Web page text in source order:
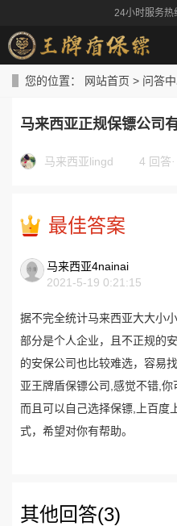
24小时服务
您的位置： 网站首页 > 问答
马来西亚正规保镖公司
马来西亚lingd 4 回答·
最佳答案
马来西亚4nainai
2021-5-19 0:21:15
据不完全统计马来西亚大大小
部分是个人企业，且不正规的
的安保公司也比较难选，容易
亚王牌盾保镖公司,感觉不错,你
而且可以自己选择保镖,上百度
式，希望对你有帮助。
其他回答(3)